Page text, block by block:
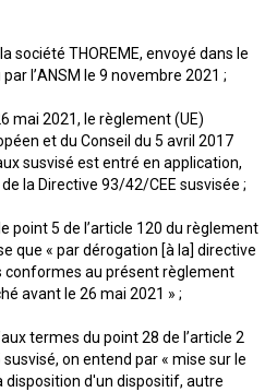
société THOREME, envoyé dans le
l’ANSM le 9 novembre 2021 ;
mai 2021, le règlement (UE)
et du Conseil du 5 avril 2017
susvisé est entré en application,
la Directive 93/42/CEE susvisée ;
point 5 de l’article 120 du règlement
que « par dérogation [à la] directive
conformes au présent règlement
avant le 26 mai 2021 » ;
termes du point 28 de l’article 2
on entend par « mise sur le
disposition d'un dispositif, autre